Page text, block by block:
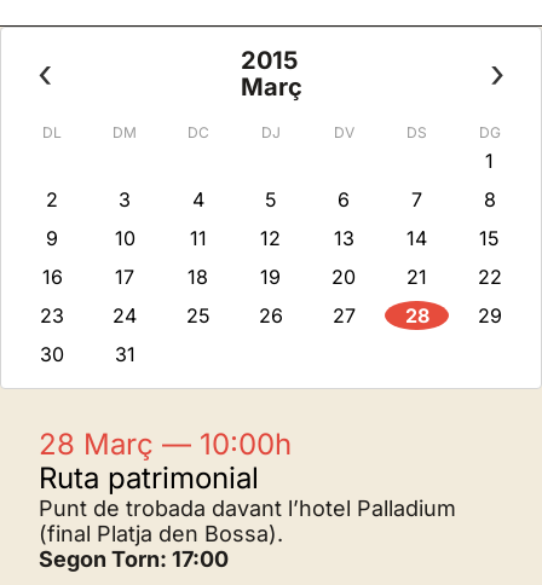
28 Març — 10:00h
Ruta patrimonial
Punt de trobada davant l’hotel Palladium
(final Platja den Bossa).
Segon Torn: 17:00
‹
2015
Març
›
DL DM DC DJ DV DS DG
1
2
3 4 5 6 7
8
9
10 11 12 13 14
15
16
17 18 19 20 21
22
23
24 25 26 27 28
29
30
31